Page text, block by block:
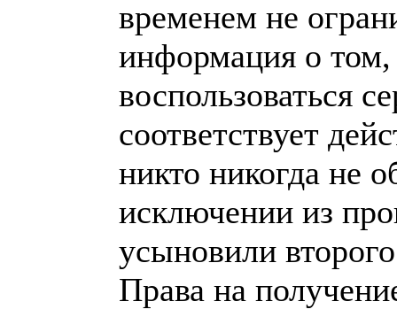
временем не
информация о
воспользоваться
соответствует
никто никогда не
исключении из
усыновили
Права на